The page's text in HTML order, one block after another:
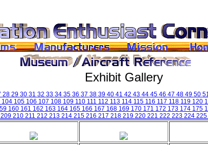
Exhibit Gallery
28 29 30 31 32 33 34 35 36 37 38 39 40 41 42 43 44 45 46 47 48 49 50
104 105 106 107 108 109 110 111 112 113 114 115 116 117 118 119 120
160 161 162 163 164 165 166 167 168 169 170 171 172 173 174 175
209 210 211 212 213 214 215 216 217 218 219 220 221 222 223 224 225